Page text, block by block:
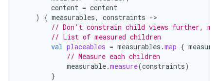
content = content
)
{ measurables, constraints -
// Don't constrain child views further,
// List of measured children
val placeables = measurables .map {
// Measure each children
measurable.measure(constraints)
}